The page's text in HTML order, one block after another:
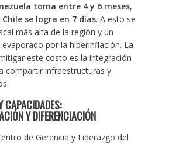
toma entre 4 y 6 meses,
Chile se logra en 7 días. A esto se
más alta de la región y un
por la hiperinflación. La
este costo es la integración
compartir infraestructuras y
CAPACIDADES:
Y DIFERENCIACIÓN
de Gerencia y Liderazgo del